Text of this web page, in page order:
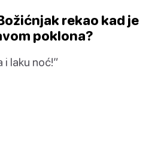
rekao kad je
poklona?
i laku noć!”